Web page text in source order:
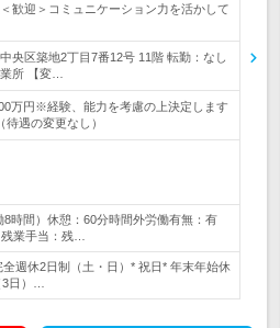
歓迎＞コミュニケーション力を活かして
央区築地2丁目7番12号 11階 転勤：なし
所 【変…
万円※経験、能力を考慮の上決定します
遇の変更なし）
8時間）休憩：60分時間外労働有無：有
業手当：残…
全週休2日制（土・日）* 祝日* 年末年始休
日）…